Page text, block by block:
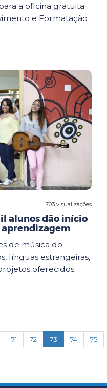
a oficina gratuita
e Formatação
703 visualizações
alunos dão início
de música do
línguas estrangeiras,
oferecidos
71 72 73 (current)
74
75